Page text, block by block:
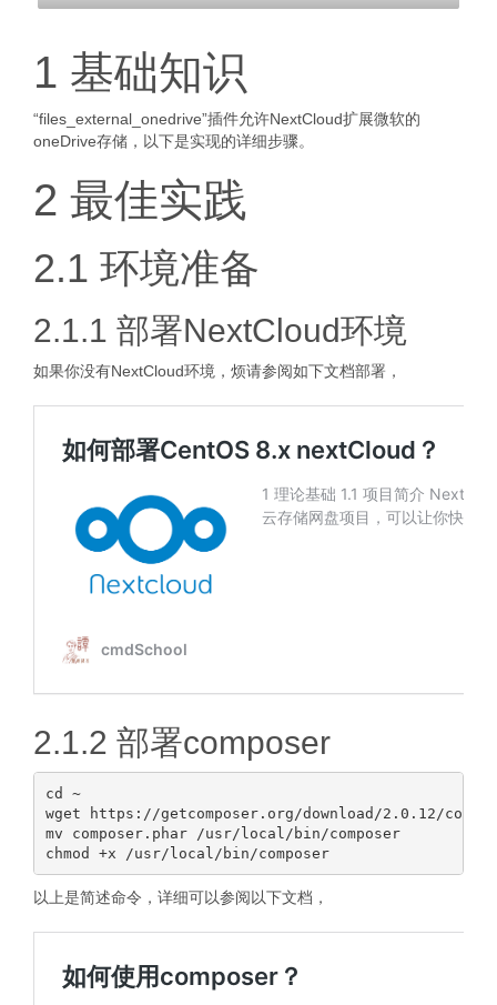
1 基础知识
“files_external_onedrive”插件允许NextCloud扩展微软的
oneDrive存储，以下是实现的详细步骤。
2 最佳实践
2.1 环境准备
2.1.1 部署NextCloud环境
如果你没有NextCloud环境，烦请参阅如下文档部署，
2.1.2 部署composer
cd ~
wget https://getcomposer.org/download/2.0.12/
mv composer.phar /usr/local/bin/composer
chmod +x /usr/local/bin/composer
以上是简述命令，详细可以参阅以下文档，